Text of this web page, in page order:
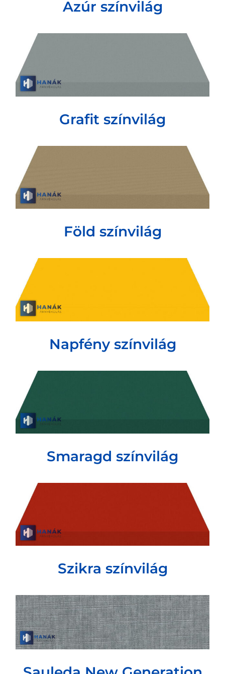
Azúr színvilág
Grafit színvilág
Föld színvilág
Napfény színvilág
Smaragd színvilág
Szikra színvilág